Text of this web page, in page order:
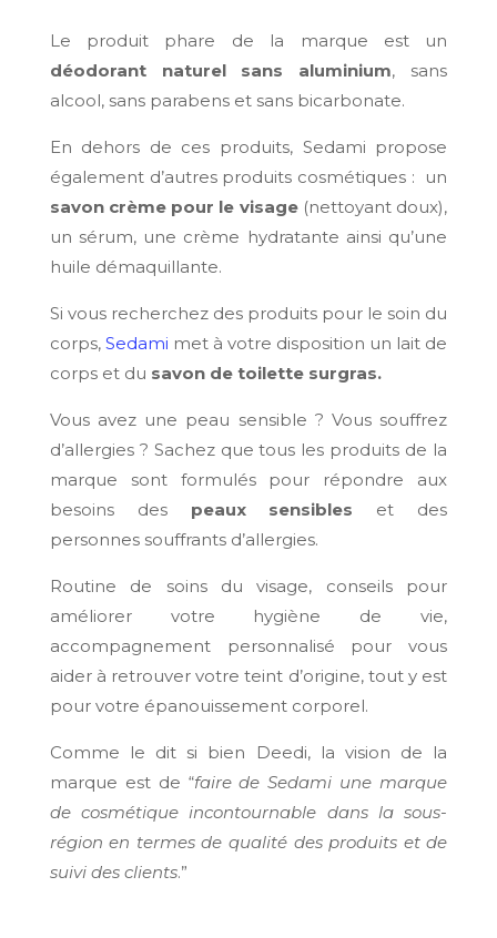
Le produit phare de la marque est un
déodorant naturel sans aluminium, sans
alcool, sans parabens et sans bicarbonate.
En dehors de ces produits, Sedami propose
également d’autres produits cosmétiques : un
savon crème pour le visage(nettoyant doux),
un sérum, une crème hydratante ainsi qu’une
huile démaquillante.
Si vous recherchez des produits pour le soin du
corps, Sedami met à votre disposition un lait de
corps et du savon de toilette surgras.
Vous avez une peau sensible ? Vous souffrez
d’allergies ? Sachez que tous les produits de la
marque sont formulés pour répondre aux
besoins des peaux sensibles et des
personnes souffrants d’allergies.
Routine de soins du visage, conseils pour
améliorer votre hygiène de vie,
accompagnement personnalisé pour vous
aider à retrouver votre teint d’origine, tout y est
pour votre épanouissement corporel.
Comme le dit si bien Deedi, la vision de la
marque est de “faire de Sedami une marque
de cosmétique incontournable dans la sous-
région en termes de qualité des produits et de
suivi des clients.”